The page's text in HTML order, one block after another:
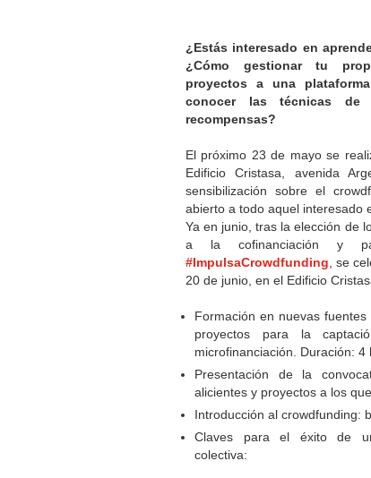
¿Estás interesado en
¿Cómo gestionar tu
proyectos a una
conocer las técnicas
recompensas?
El próximo 23 de mayo se
Edificio Cristasa, avenida
sensibilización sobre el
abierto a todo aquel interesado
Ya en junio, tras la elección de
a la cofinanciación y
#ImpulsaCrowdfunding, se
20 de junio, en el Edificio
Formación en nuevas
proyectos para la
microfinanciación. Duración: 4
Presentación de la
alicientes y proyectos a los
Introducción al crowdfunding:
Claves para el éxito de
colectiva: